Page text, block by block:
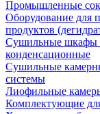
Промышленные
Оборудование для
продуктов
Сушильные шкафы
конденсационные
Сушильные
системы
Лиофильные
Комплектующие